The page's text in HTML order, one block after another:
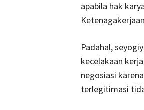
apabila hak
Padahal,
kecelakaan
negosiasi
terlegitimasi